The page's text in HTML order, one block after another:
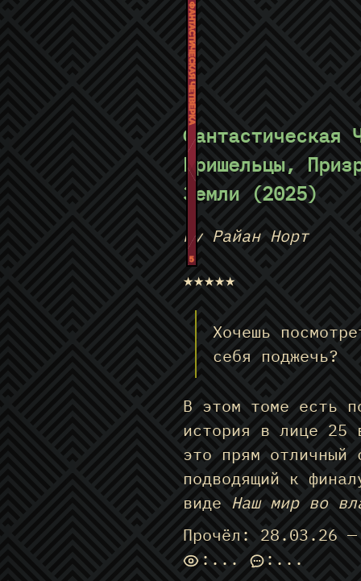
ФАНТАСТИЧЕСКАЯ ЧЕТВЁРКА
5
Пришельцы,
Земли (2025)
by Райан Норт
★★★★★
Хочешь
себя поджечь?
В этом томе есть
история в лице 25
это прям отличный
подводящий к
виде Наш мир во
Прочёл: 28.03.26
: ... : ...